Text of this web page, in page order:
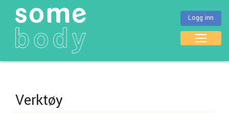
Logg inn
Verktøy